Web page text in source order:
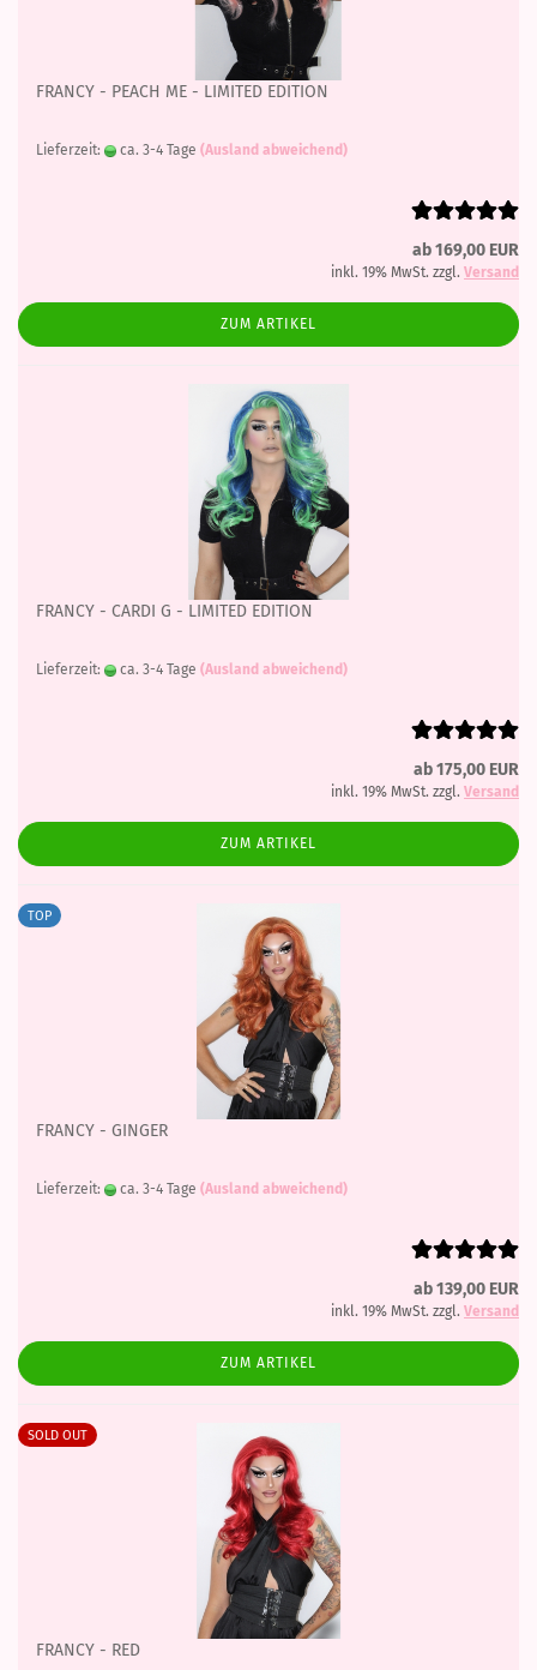
FRANCY - PEACH ME - LIMITED EDITION
Lieferzeit: ca. 3-4 Tage (Ausland abweichend)
ab 169,00 EUR
inkl. 19% MwSt. zzgl. Versand
ZUM ARTIKEL
FRANCY - CARDI G - LIMITED EDITION
Lieferzeit: ca. 3-4 Tage (Ausland abweichend)
ab 175,00 EUR
inkl. 19% MwSt. zzgl. Versand
ZUM ARTIKEL
TOP
FRANCY - GINGER
Lieferzeit: ca. 3-4 Tage (Ausland abweichend)
ab 139,00 EUR
inkl. 19% MwSt. zzgl. Versand
ZUM ARTIKEL
SOLD OUT
FRANCY - RED